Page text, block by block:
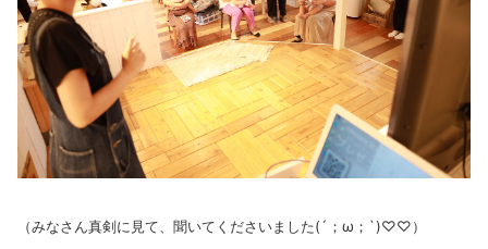
（みなさん真剣に見て、聞いてくださいました(´；ω；`)♡♡）